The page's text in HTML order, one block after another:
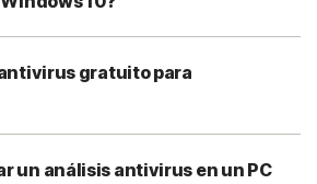
gratuito para
un análisis antivirus en un PC